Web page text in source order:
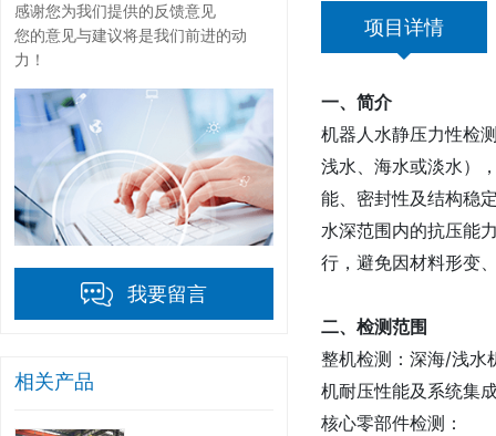
感谢您为我们提供的反馈意见
您的意见与建议将是我们前进的动
力！
我要留言
相关产品
项目详情
一、简介‌
机器人水静压力性检
浅水、海水或淡水）
能、密封性及结构稳
水深范围内的抗压能
行，避免因材料形变
二、检测范围‌
整机检测‌：深海/浅水
机耐压性能及系统集
核心零部件检测‌：